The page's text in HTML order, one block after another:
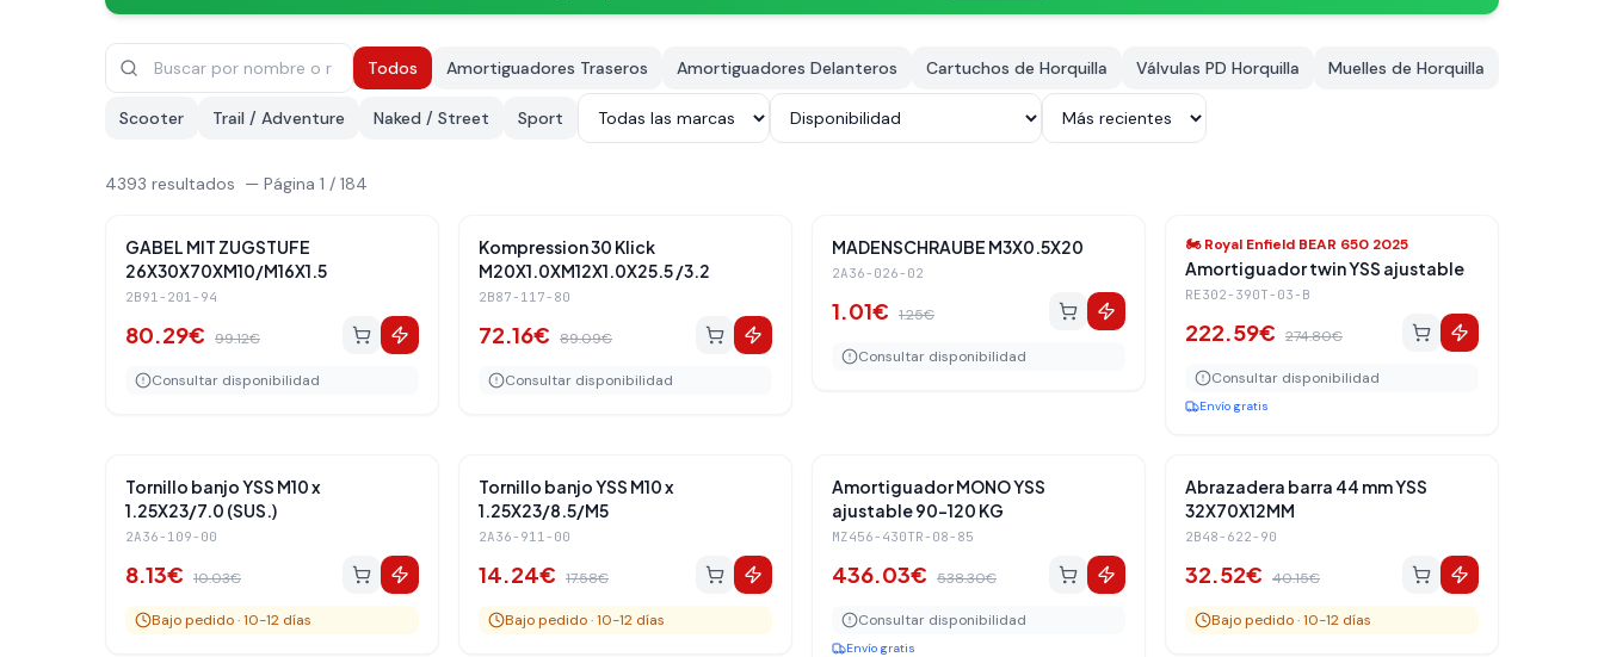
Todos Amortiguadores Traseros Amortiguadores Delanteros Cartuchos de Horquilla Válvulas PD Horquilla Muelles de Horquilla
Scooter Trail / Adventure Naked / Street Sport
4393 resultados — Página 1 / 184
-19% Amortiguadores Traseros
GABEL MIT ZUGSTUFE
26X30X70XM10/M16X1.5
2B91-201-94
80.29€ 99.12€
Consultar disponibilidad
-19 Amortiguadores Traseros
Kompression 30 Klick
M20X1.0XM12X1.0X25.5 /3.2
2B87-117-80
72.16€ 89.09€
Consultar disponibilidad
- 19% Amortiguadores Traseros
MADENSCHRAUBE M3X0.5X20
2A36-026-02
1.01€ 1.25€
Consultar disponibilidad
-19 % Amortiguadores Traseros
🏍️Royal Enfield BEAR 650 2025
Amortiguador twin YSS ajustable
RE302-390T-03-B
222.59€ 274.80€
Consultar disponibilidad
Envío gratis
-19 Amortiguadores Traseros
Tornillo banjo YSS M10 x
1.25X23/7.0 (SUS.)
2A36-109-00
8.13€ 10.03€
Bajo pedido · 10-12 días
-19 Amortiguadores Traseros
Tornillo banjo YSS M10 x
1.25X23/8.5/M5
2A36-911-00
14.24€ 17.58€
Bajo pedido · 10-12 días
-19 Amortiguadores Traseros
Amortiguador MONO YSS
ajustable 90-120 KG
MZ456-430TR-08-85
436.03€ 538.30€
Consultar disponibilidad
Envío gratis
-19 Amortiguadores Traseros
Abrazadera barra 44 mm YSS
32X70X12MM
2B48-622-90
32.52€ 40.15€
Bajo pedido · 10-12 días